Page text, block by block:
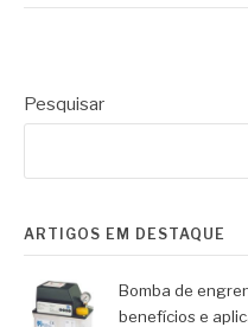
Pesquisar
ARTIGOS EM DESTAQUE
Bomba de
benefícios e